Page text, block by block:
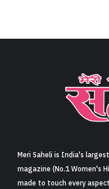
Meri Saheli is India's
magazine (No.1 Women's
made to touch every